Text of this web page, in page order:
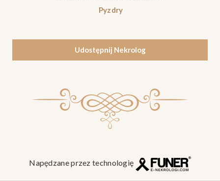
Pyzdry
Udostępnij Nekrolog
Napędzane przez technologię